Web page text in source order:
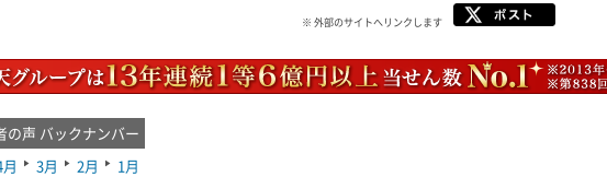
※ 外部のサイトへリンクします
声 バックナンバー
3月 2月
1月